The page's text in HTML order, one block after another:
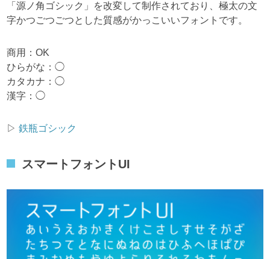
「源ノ角ゴシック」を改変して制作されており、極太の文
字かつごつごつとした質感がかっこいいフォントです。
商用：OK
ひらがな：◯
カタカナ：◯
漢字：◯
▷鉄瓶ゴシック
スマートフォントUI